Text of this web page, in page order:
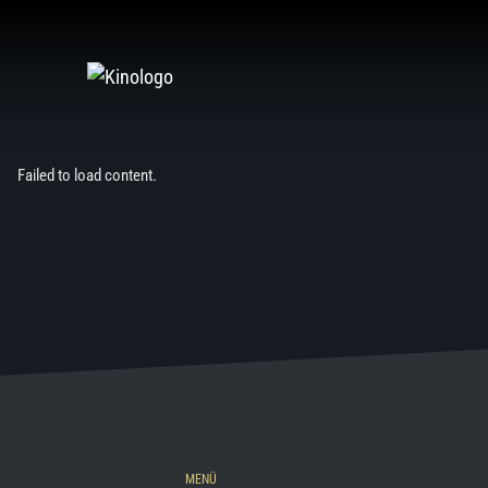
Failed to load content.
MENÜ